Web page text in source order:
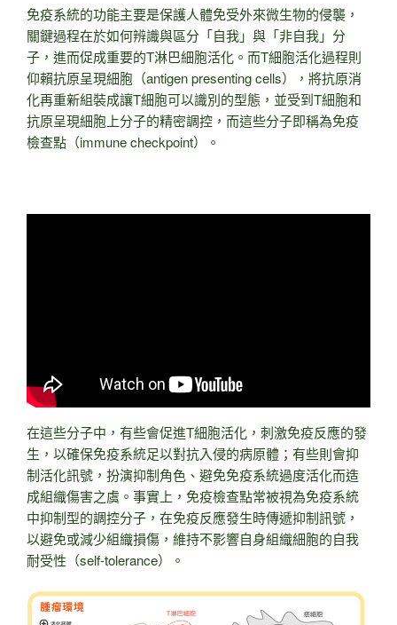
免疫系統的功能主要是保護人體免受外來微生物的侵襲，
關鍵過程在於如何辨識與區分「自我」與「非自我」分
子，進而促成重要的T淋巴細胞活化。而T細胞活化過程則
仰賴抗原呈現細胞（antigen presenting cells），將抗原消
化再重新組裝成讓T細胞可以識別的型態，並受到T細胞和
抗原呈現細胞上分子的精密調控，而這些分子即稱為免疫
檢查點（immune checkpoint）。
在這些分子中，有些會促進T細胞活化，刺激免疫反應的發
生，以確保免疫系統足以對抗入侵的病原體；有些則會抑
制活化訊號，扮演抑制角色、避免免疫系統過度活化而造
成組織傷害之虞。事實上，免疫檢查點常被視為免疫系統
中抑制型的調控分子，在免疫反應發生時傳遞抑制訊號，
以避免或減少組織損傷，維持不影響自身組織細胞的自我
耐受性（self-tolerance）。